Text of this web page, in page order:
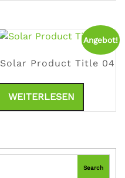
Angebot!
Solar Product Title 04
WEITERLESEN